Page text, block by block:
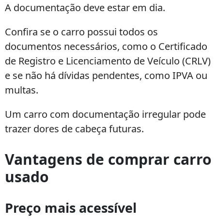
A documentação deve estar em dia.
Confira se o carro possui todos os
documentos necessários, como o Certificado
de Registro e Licenciamento de Veículo (CRLV)
e se não há dívidas pendentes, como IPVA ou
multas.
Um carro com documentação irregular pode
trazer dores de cabeça futuras.
Vantagens de comprar carro
usado
Preço mais acessível